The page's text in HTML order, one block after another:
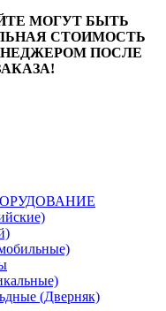
МОГУТ БЫТЬ
СТОИМОСТЬ
ПОСЛЕ
(Дверняк)